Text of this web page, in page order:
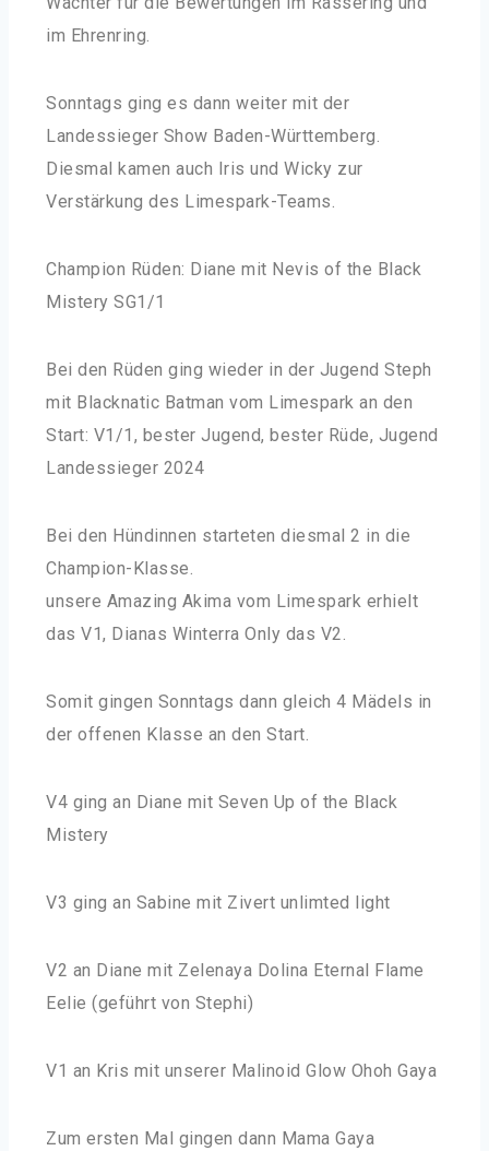
im Ehrenring.
Sonntags ging es dann weiter mit der
Landessieger Show Baden-Württemberg.
Diesmal kamen auch Iris und Wicky zur
Verstärkung des Limespark-Teams.
Champion Rüden: Diane mit Nevis of the Black
Mistery SG1/1
Bei den Rüden ging wieder in der Jugend Steph
mit Blacknatic Batman vom Limespark an den
Start: V1/1, bester Jugend, bester Rüde, Jugend
Landessieger 2024
Bei den Hündinnen starteten diesmal 2 in die
Champion-Klasse.
unsere Amazing Akima vom Limespark erhielt
das V1, Dianas Winterra Only das V2.
Somit gingen Sonntags dann gleich 4 Mädels in
der offenen Klasse an den Start.
V4 ging an Diane mit Seven Up of the Black
Mistery
V3 ging an Sabine mit Zivert unlimted light
V2 an Diane mit Zelenaya Dolina Eternal Flame
Eelie (geführt von Stephi)
V1 an Kris mit unserer Malinoid Glow Ohoh Gaya
Zum ersten Mal gingen dann Mama Gaya